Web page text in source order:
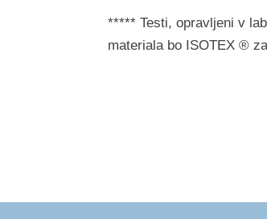
***** Testi, opravljeni v
materiala bo ISOTEX ®